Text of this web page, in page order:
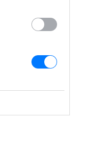
Αύγουστος: Ρεκόρ
56.000 Ταξιδιώτες στα
ΕΙΔΗΣΕΙΣ
Σητεία: Υπό έλεγχο η
– Σε επιφυλακή η